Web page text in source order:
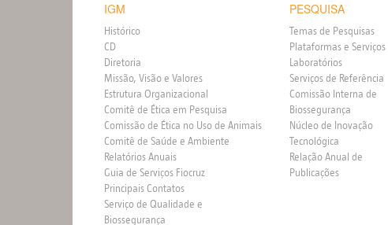
IGM
Histórico
CD
Diretoria
Missão, Visão e Valores
Estrutura Organizacional
Comitê de Ética em Pesquisa
Comissão de Ética no Uso de Animais
Comitê de Saúde e Ambiente
Relatórios Anuais
Guia de Serviços Fiocruz
Principais Contatos
Serviço de Qualidade e
Biossegurança
PESQUISA
Temas de Pesquisas
Plataformas e Serviços
Laboratórios
Serviços de Referência
Comissão Interna de
Biossegurança
Núcleo de Inovação
Tecnológica
Relação Anual de
Publicações